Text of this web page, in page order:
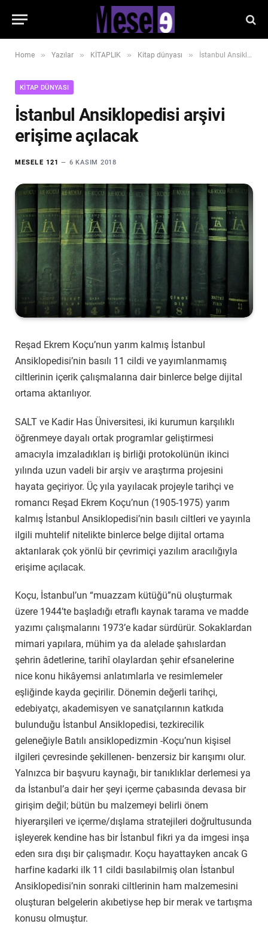
Home » Yazılar » KİTAPLIK » Kitap dünyası » İstanbul Ansiklopedisi arşivi erişime açılacak
KITAP DÜNYASI
İstanbul Ansiklopedisi arşivi
erişime açılacak
MESELE 121 6 KASIM 2018
Reşad Ekrem Koçu’nun yarım kalmış İstanbul
Ansiklopedisi’nin basılı 11 cildi ve yayımlanmamış
ciltlerinin içerik çalışmalarına dair binlerce belge dijital
ortama aktarılıyor.
SALT ve Kadir Has Üniversitesi, iki kurumun karşılıklı
öğrenmeye dayalı ortak programlar geliştirmesi
amacıyla imzaladıkları iş birliği protokolünün ikinci
yılında uzun vadeli bir arşiv ve araştırma projesini
hayata geçiriyor. Üç yıla yayılacak projeyle tarihçi ve
romancı Reşad Ekrem Koçu’nun (1905-1975) yarım
kalmış İstanbul Ansiklopedisi’nin basılı ciltleri ve yayınla
ilgili muhtelif nitelikte binlerce belge dijital ortama
aktarılarak çok yönlü bir çevrimiçi yazılım aracılığıyla
erişime açılacak.
Koçu, İstanbul’un “muazzam kütüğü”nü oluşturmak
üzere 1944’te başladığı etraflı kaynak tarama ve madde
yazımı çalışmalarını 1973’e kadar sürdürür. Sokaklardan
mimari yapılara, mühim ya da alelade şahıslardan
şehrin âdetlerine, tarihî olaylardan şehir efsanelerine
nice konu hikâyemsi anlatımlarla ve resimlemeler
eşliğinde kayda geçirilir. Dönemin değerli tarihçi,
edebiyatçı, akademisyen ve sanatçılarının katkıda
bulunduğu İstanbul Ansiklopedisi, tezkirecilik
geleneğiyle Batılı ansiklopedizmin -Koçu’nun kişisel
ilgileri çevresinde şekillenen- benzersiz bir karışımı olur.
Yalnızca bir başvuru kaynağı, bir tanıklıklar derlemesi ya
da İstanbul’a dair her şeyi içerme çabasında devasa bir
girişim değil; bütün bu malzemeyi belirli önem
hiyerarşileri ve içerme/dışlama stratejileri doğrultusunda
işleyerek kendine has bir İstanbul fikri ya da imgesi inşa
eden sıra dışı bir çalışmadır. Koçu hayattayken ancak G
harfine kadarki ilk 11 cildi basılabilmiş olan İstanbul
Ansiklopedisi’nin sonraki ciltlerinin ham malzemesini
oluşturan belgelerin akıbetiyse hep bir merak ve tartışma
konusu olmuştur.